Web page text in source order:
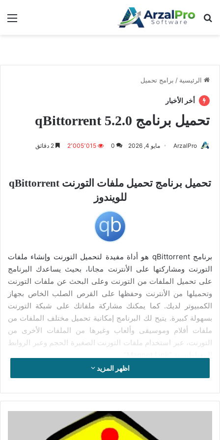
بحث عن
الرئيسية / برامج تحميل
أخر الأخبار
تحميل برنامج qBittorrent 5.2.0
ArzalPro مايو 4, 2026 0 2٬005٬015
تحميل برنامج تحميل ملفات التورنت qBittorrent
للويندوز
برنامج qBittorrent هو أداة مفيدة لتحميل التورنت وإنشاء ملفات
التورنت ومشاركتها على الأنترنت مجانا، بحيث يساعدك البرنامج
على تحميل الملفات من التورنت وعلى البحث عن ملفات التورنت
وتحميلها من الأنترنت وحفظها على القرص الصلب الخاص بجهاز
الكمبيوتر لديك. كما يمكنك مشاركة ملفاتك على شبكة التورنت
بسهولة كبيرة. يتيح لك البرنامج إمكانية تحميل مختلف الملفات من
ملفات أفلام وموسيقى وألعاب وغيرها من الملفات الأخرى من
التورنت، عبر استخدام ملفات التورنت الصغيرة الحجم وعبر الروابط
يتوفر برنامج qBittorrent على واجهة استخدام بسيطة وواضحة،
تتميز بسهولة الإستخدام، توفر لك مجموعة من أدوات التحكم، تدير
بواسطتها عمليات تحميل ملفات التورنت بكل سهولة، بحيث يعرض
التورنت عبر قائمة أفقية توجد في الأسفل. ويعرض البرنامج كذلك
اظهر المزيد